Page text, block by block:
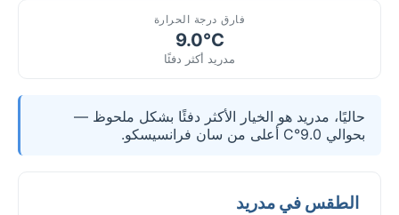
فارق درجة الحرارة
9.0°C
مدريد أكثر دفئًا
حاليًا، مدريد هو الخيار الأكثر دفئًا بشكل ملحوظ —
بحوالي 9.0°C أعلى من سان فرانسيسكو.
الطقس في مدريد